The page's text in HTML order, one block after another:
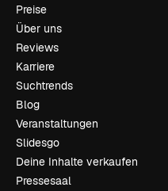
Preise
Über uns
Reviews
Karriere
Suchtrends
Blog
Veranstaltungen
Slidesgo
Deine Inhalte verkaufen
Pressesaal